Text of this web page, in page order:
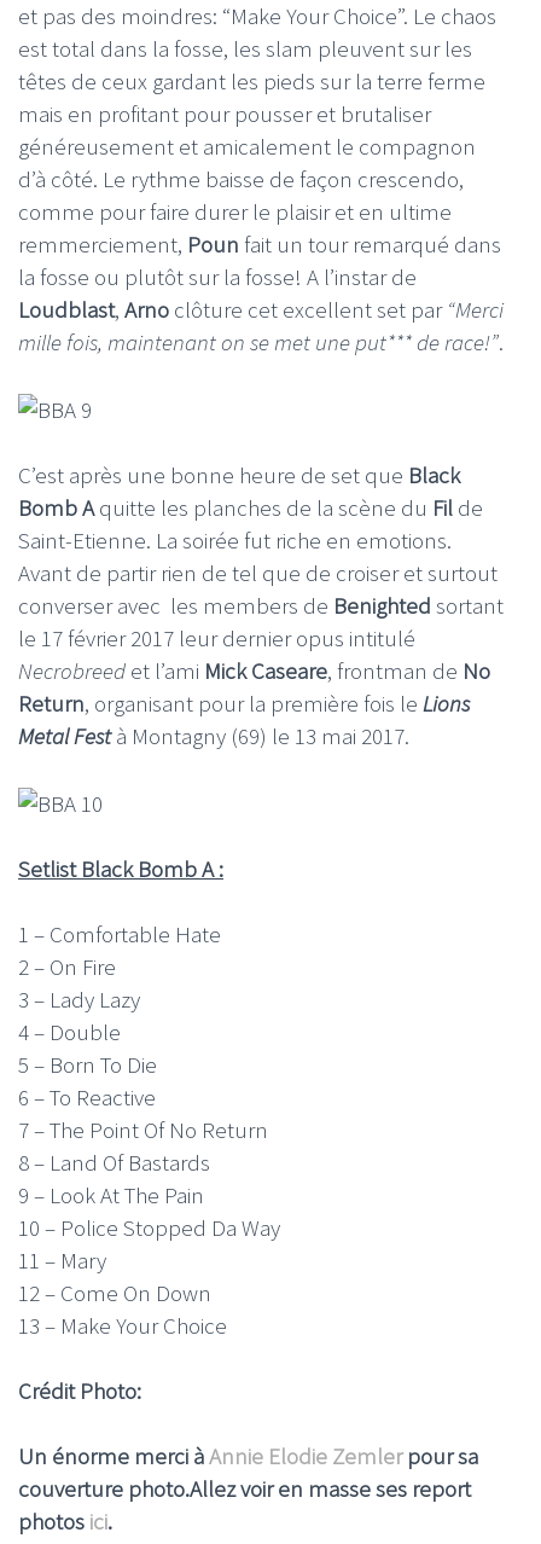
et pas des moindres: “Make Your Choice”. Le chaos
est total dans la fosse, les slam pleuvent sur les
têtes de ceux gardant les pieds sur la terre ferme
mais en profitant pour pousser et brutaliser
généreusement et amicalement le compagnon
d’à côté. Le rythme baisse de façon crescendo,
comme pour faire durer le plaisir et en ultime
remmerciement, Poun fait un tour remarqué dans
la fosse ou plutôt sur la fosse! A l’instar de
Loudblast, Arno clôture cet excellent set par “Merci
mille fois, maintenant on se met une put*** de race!”.
C’est après une bonne heure de set que Black
Bomb Aquitte les planches de la scène du Fil de
Saint-Etienne. La soirée fut riche en emotions.
Avant de partir rien de tel que de croiser et surtout
converser avec les members de Benighted sortant
le 17 février 2017 leur dernier opus intitulé
Necrobreed et l’ami Mick Caseare, frontman de No
Return, organisant pour la première fois le Lions
Metal Festà Montagny (69) le 13 mai 2017.
Setlist Black Bomb A :
1 – Comfortable Hate
2 – On Fire
3 – Lady Lazy
4 – Double
5 – Born To Die
6 – To Reactive
7 – The Point Of No Return
8 – Land Of Bastards
9 – Look At The Pain
10 – Police Stopped Da Way
11 – Mary
12 – Come On Down
13 – Make Your Choice
Crédit Photo:
Un énorme merci àAnnie Elodie Zemlerpour sa
couverture photo.Allez voir en masse ses report
photos ici.